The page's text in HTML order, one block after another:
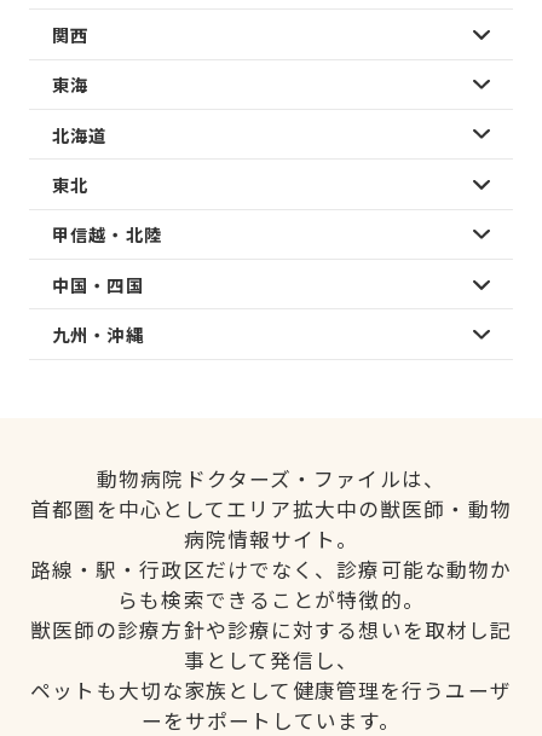
関西
東海
北海道
東北
甲信越・北陸
中国・四国
九州・沖縄
動物病院ドクターズ・ファイルは、
首都圏を中心としてエリア拡大中の獣医師・動物
病院情報サイト。
路線・駅・行政区だけでなく、診療可能な動物か
らも検索できることが特徴的。
獣医師の診療方針や診療に対する想いを取材し記
事として発信し、
ペットも大切な家族として健康管理を行うユーザ
ーをサポートしています。